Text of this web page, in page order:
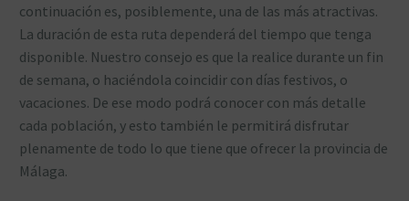
continuación es, posiblemente, una de las más atractivas.
La duración de esta ruta dependerá del tiempo que tenga
disponible. Nuestro consejo es que la realice durante un fin
de semana, o haciéndola coincidir con días festivos, o
vacaciones. De ese modo podrá conocer con más detalle
cada población, y esto también le permitirá disfrutar
plenamente de todo lo que tiene que ofrecer la provincia de
Málaga.